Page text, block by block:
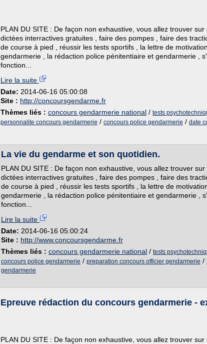
PLAN DU SITE : De façon non exhaustive, vous allez trouver
dictées interractives gratuites , faire des pompes , faire des
de course à pied , réussir les tests sportifs , la lettre de
gendarmerie , la rédaction police pénitentiaire et gendarmerie ,
fonction...
Lire la suite
Date: 2014-06-16 05:00:08
Site : http://concoursgendarme.fr
Thèmes liés : concours gendarmerie national / tests
personnalite concours gendarmerie / concours police gendarmerie / date
La vie du gendarme et son quotidien.
PLAN DU SITE : De façon non exhaustive, vous allez trouver
dictées interractives gratuites , faire des pompes , faire des
de course à pied , réussir les tests sportifs , la lettre de
gendarmerie , la rédaction police pénitentiaire et gendarmerie ,
fonction...
Lire la suite
Date: 2014-06-16 05:00:24
Site : http://www.concoursgendarme.fr
Thèmes liés : concours gendarmerie national / tests
concours police gendarmerie / preparation concours officier gendarmerie /
gendarmerie
Epreuve rédaction du concours gendarmerie -
PLAN DU SITE : De façon non exhaustive, vous allez trouver